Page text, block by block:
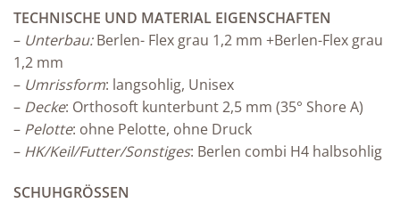
TECHNISCHE UND MATERIAL EIGENSCHAFTEN
– Unterbau:Berlen- Flex grau 1,2 mm +Berlen-Flex grau
1,2 mm
– Umrissform: langsohlig, Unisex
– Decke: Orthosoft kunterbunt 2,5 mm (35° Shore A)
– Pelotte: ohne Pelotte, ohne Druck
– HK/Keil/Futter/Sonstiges: Berlen combi H4 halbsohlig
SCHUHGRÖSSEN